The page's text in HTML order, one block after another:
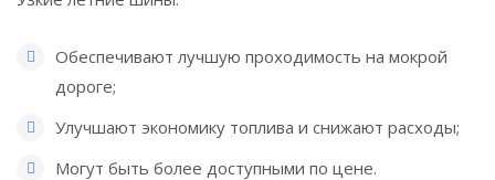
Обеспечивают лучшую проходимость на мокрой
дороге;
Улучшают экономику топлива и снижают расходы;
Могут быть более доступными по цене.